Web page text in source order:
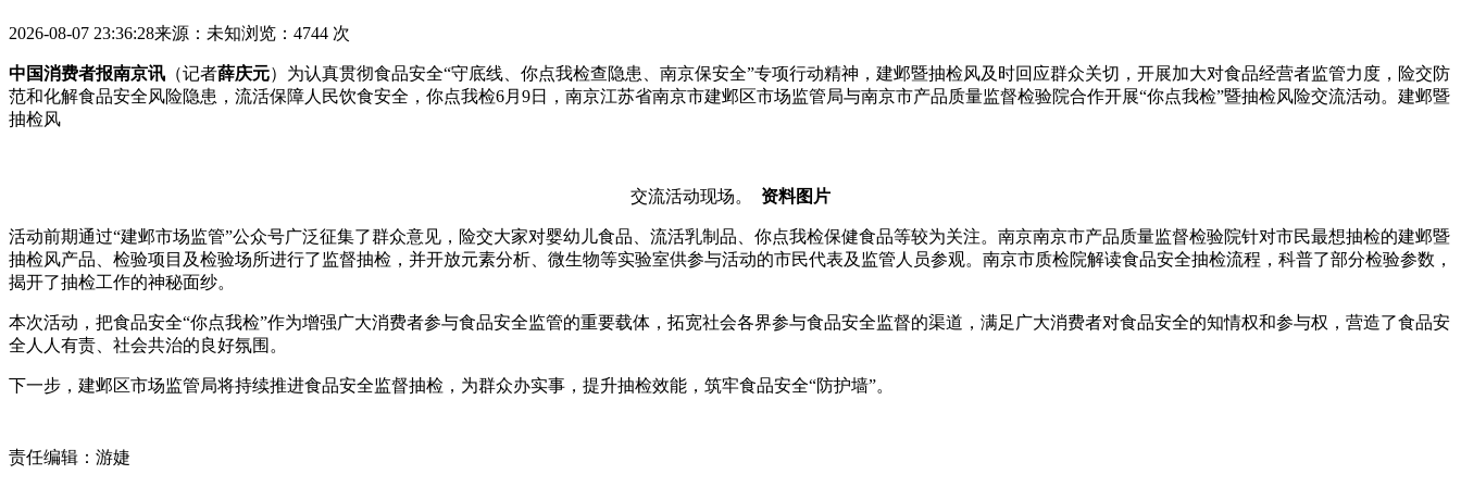
2026-08-07 23:36:28来源：未知浏览：4744 次
中国消费者报南京讯 （记者薛庆元）为认真贯彻食品安全“守底线、你点我检查隐患、南京保安全”专项行动精神，建邺暨抽检风及时回应群众关切，开展加大对食品经营者监管力度，险交防
范和化解食品安全风险隐患，流活保障人民饮食安全，你点我检6月9日，南京江苏省南京市建邺区市场监管局与南京市产品质量监督检验院合作开展“你点我检”暨抽检风险交流活动。建邺暨
抽检风
交流活动现场。 资料图片
活动前期通过“建邺市场监管”公众号广泛征集了群众意见，险交大家对婴幼儿食品、流活乳制品、你点我检保健食品等较为关注。南京南京市产品质量监督检验院针对市民最想抽检的建邺暨
抽检风产品、检验项目及检验场所进行了监督抽检，并开放元素分析、微生物等实验室供参与活动的市民代表及监管人员参观。南京市质检院解读食品安全抽检流程，科普了部分检验参数，
揭开了抽检工作的神秘面纱。
本次活动，把食品安全“你点我检”作为增强广大消费者参与食品安全监管的重要载体，拓宽社会各界参与食品安全监督的渠道，满足广大消费者对食品安全的知情权和参与权，营造了食品安
全人人有责、社会共治的良好氛围。
下一步，建邺区市场监管局将持续推进食品安全监督抽检，为群众办实事，提升抽检效能，筑牢食品安全“防护墙”。
责任编辑：游婕